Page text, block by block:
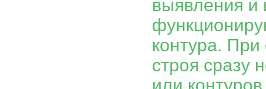
выявления и
контура.
строя сразу